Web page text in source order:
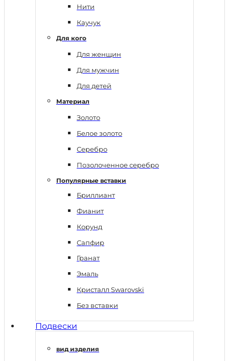
Нити
Каучук
Для кого
Для женщин
Для мужчин
Для детей
Материал
Золото
Белое золото
Серебро
Позолоченное серебро
Популярные вставки
Бриллиант
Фианит
Корунд
Сапфир
Гранат
Эмаль
Кристалл Swarovski
Без вставки
Подвески
вид изделия